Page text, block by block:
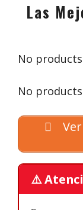
Las
No
No
⚠️